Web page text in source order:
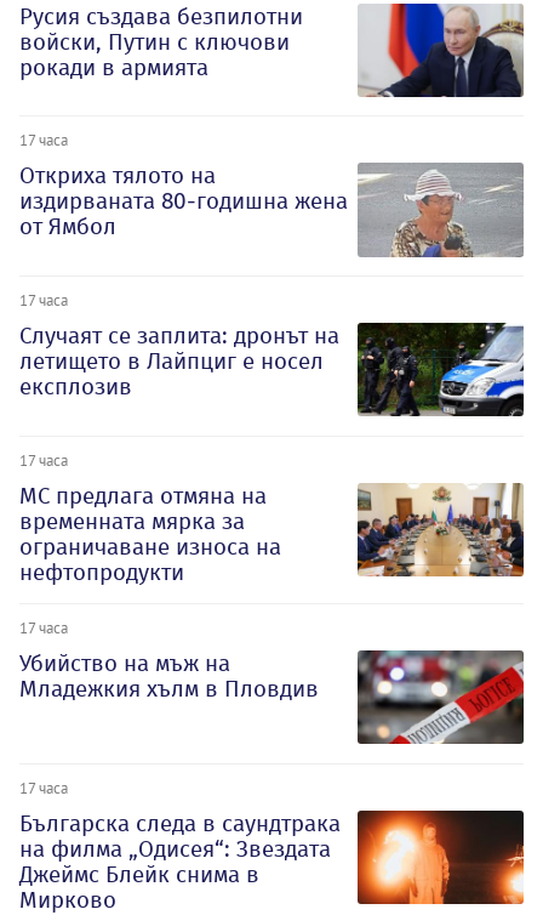
Русия създава безпилотни
войски, Путин с ключови
рокади в армията
17 часа
Откриха тялото на
издирваната 80-годишна жена
от Ямбол
17 часа
Случаят се заплита: дронът на
летището в Лайпциг е носел
експлозив
17 часа
МС предлага отмяна на
временната мярка за
ограничаване износа на
нефтопродукти
17 часа
Убийство на мъж на
Младежкия хълм в Пловдив
17 часа
Българска следа в саундтрака
на филма „Одисея“: Звездата
Джеймс Блейк снима в
Мирково